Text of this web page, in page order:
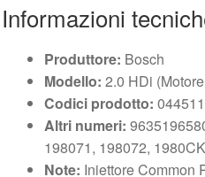
Informazioni
Produttore: Bosch
Modello: 2.0 HDi
Codici prodotto:
Altri numeri:
198071, 198072,
Note: Iniettore Common